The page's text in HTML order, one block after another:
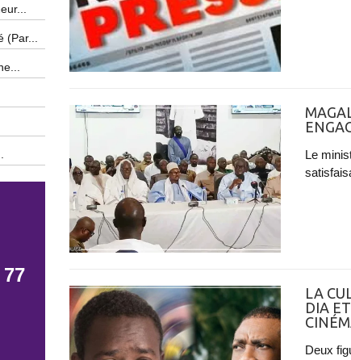
Le
LA
DIA
Deux